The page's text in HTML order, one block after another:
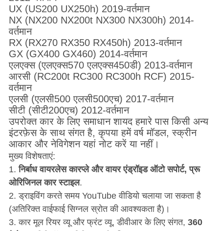
UX (US200 UX250h) 2019-वर्तमान
NX (NX200 NX200t NX300 NX300h) 2014-
वर्तमान
RX (RX270 RX350 RX450h) 2013-वर्तमान
GX (GX400 GX460) 2014-वर्तमान
एलएक्स (एलएक्स570 एलएक्स450डी) 2013-वर्तमान
आरसी (RC200t RC300 RC300h RCF) 2015-
वर्तमान
एलसी (एलसी500 एलसी500एच) 2017-वर्तमान
सीटी (सीटी200एच) 2012-वर्तमान
उपरोक्त कार के लिए समाधान शायद हमारे पास किसी अन्य
इंटरफ़ेस के साथ संगत है, कृपया हमें वर्ष मॉडल, स्क्रीन
आकार और नेविगेशन यहां नोट करें या नहीं।
मुख्य विशेषताएं:
1.निर्बाध वायरलेस कारप्ले और वायर एंड्रॉइड ऑटो सपोर्ट, प्रू
ओरिजिनल कार स्टाइल.
2. ड्राइविंग करते समय YouTube वीडियो चलाया जा सकता है
(अतिरिक्त वाईफाई सिग्नल स्रोत की आवश्यकता है)।
3. कार मूल रियर व्यू और फ्रंट व्यू, डीवीआर के लिए संगत, 360